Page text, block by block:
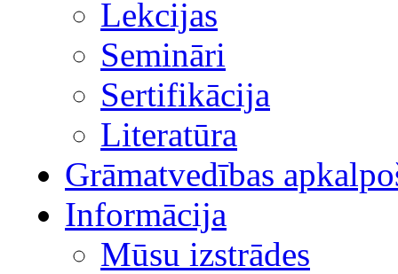
Lekcijas
Semināri
Sertifikācija
Literatūra
Grāmatvedības
Informācija
Mūsu izstrādes